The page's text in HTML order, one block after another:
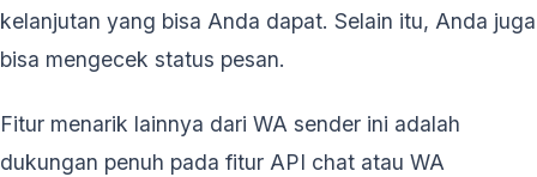
kelanjutan yang bisa Anda dapat. Selain itu, Anda juga
bisa mengecek status pesan.
Fitur menarik lainnya dari WA sender ini adalah
dukungan penuh pada fitur API chat atau WA